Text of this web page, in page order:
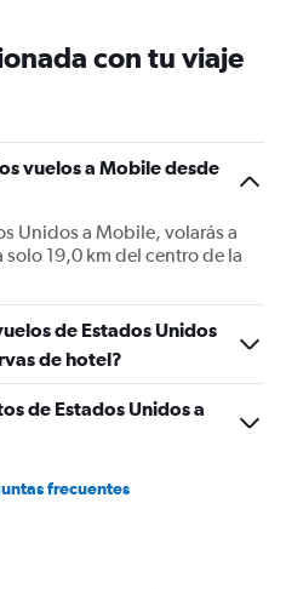
con tu viaje
vuelos a Mobile desde
Unidos a Mobile, volarás a
19,0 km del centro de la
de Estados Unidos
de hotel?
de Estados Unidos a
frecuentes